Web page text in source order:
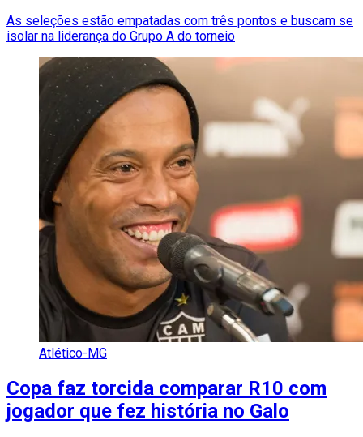
As seleções estão empatadas com três pontos e buscam se
isolar na liderança do Grupo A do torneio
Atlético-MG
Copa faz torcida comparar R10 com
jogador que fez história no Galo